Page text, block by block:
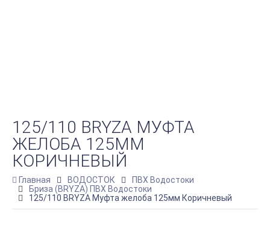
125/110 BRYZA МУФТА
ЖЕЛОБА 125ММ
КОРИЧНЕВЫЙ
Главная ВОДОСТОК
ПВХ Водостоки
Бриза (BRYZA) ПВХ Водостоки
125/110 BRYZA Муфта желоба 125мм Коричневый